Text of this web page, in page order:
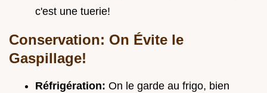
c'est une tuerie!
Conservation: On Évite le
Gaspillage!
Réfrigération: On le garde au frigo, bien